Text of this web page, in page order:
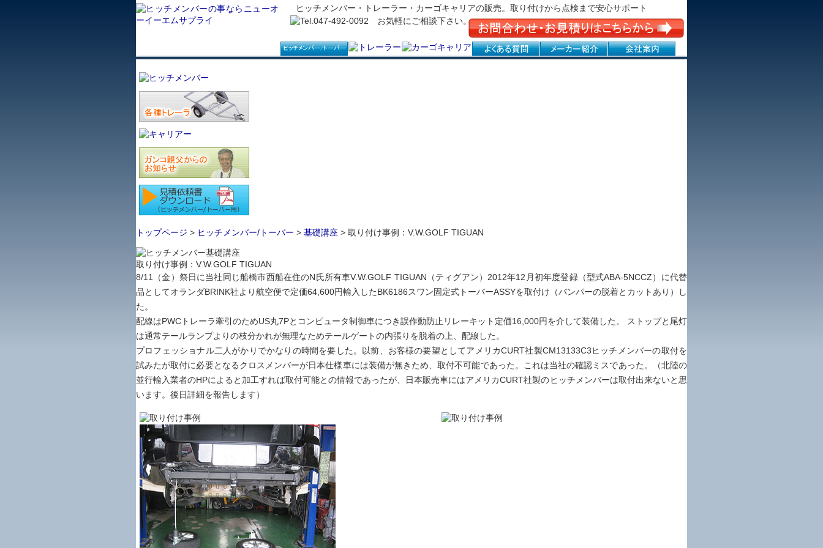
ヒッチメンバー・トレーラー・カーゴキャリアの販売。取り付けから点検まで安心サポート
トップページ > ヒッチメンバー/トーバー > 基礎講座 > 取り付け事例：V.W.GOLF TIGUAN
取り付け事例：V.W.GOLF TIGUAN
8/11（金）祭日に当社同じ船橋市西船在住のN氏所有車V.W.GOLF TIGUAN（ティグアン）2012年12月初年度登録（型式ABA-5NCCZ）に代替
品としてオランダBRINK社より航空便で定価64,600円輸入したBK6186スワン固定式トーバーASSYを取付け（バンパーの脱着とカットあり）し
た。
配線はPWCトレーラ牽引のためUS丸7Pとコンピュータ制御車につき誤作動防止リレーキット定価16,000円を介して装備した。 ストップと尾灯
は通常テールランプよりの枝分かれが無理なためテールゲートの内張りを脱着の上、配線した。
プロフェッショナル二人がかりでかなりの時間を要した。以前、お客様の要望としてアメリカCURT社製CM13133C3ヒッチメンバーの取付を
試みたが取付に必要となるクロスメンバーが日本仕様車には装備が無きため、取付不可能であった。これは当社の確認ミスであった。（北陸の
並行輸入業者のHPによると加工すれば取付可能との情報であったが、日本販売車にはアメリカCURT社製のヒッチメンバーは取付出来ないと思
います。後日詳細を報告します）